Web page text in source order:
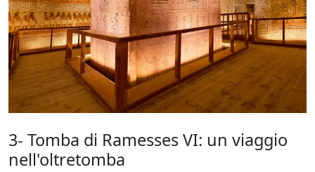
3- Tomba di Ramesses VI: un viaggio
nell'oltretomba